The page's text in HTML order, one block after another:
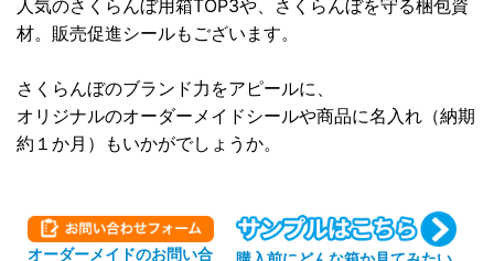
人気のさくらんぼ用箱TOP3や、さくらんぼを守る梱包資
材。販売促進シールもございます。
さくらんぼのブランド力をアピールに、
オリジナルのオーダーメイドシールや商品に名入れ（納期
約１か月）もいかがでしょうか。
オーダーメイドのお問い合